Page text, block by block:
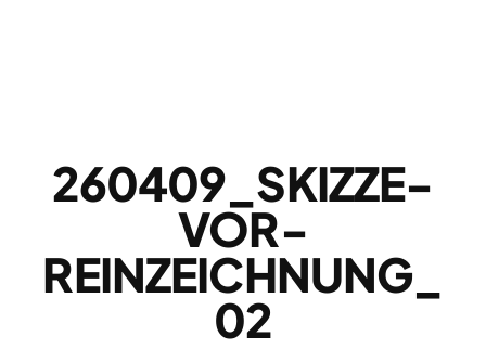
260409_SKIZZE-
VOR-
REINZEICHNUNG_
02